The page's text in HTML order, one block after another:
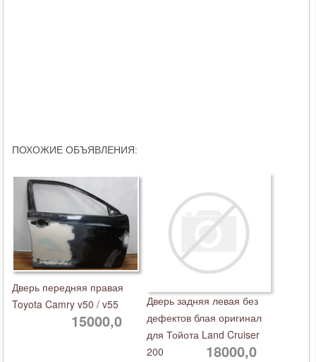
ПОХОЖИЕ ОБЪЯВЛЕНИЯ:
Дверь передняя правая
Toyota Camry v50 / v55
15000,0
Дверь задняя левая без
дефектов блая оригинал
для Тойота Land Cruiser
200
18000,0